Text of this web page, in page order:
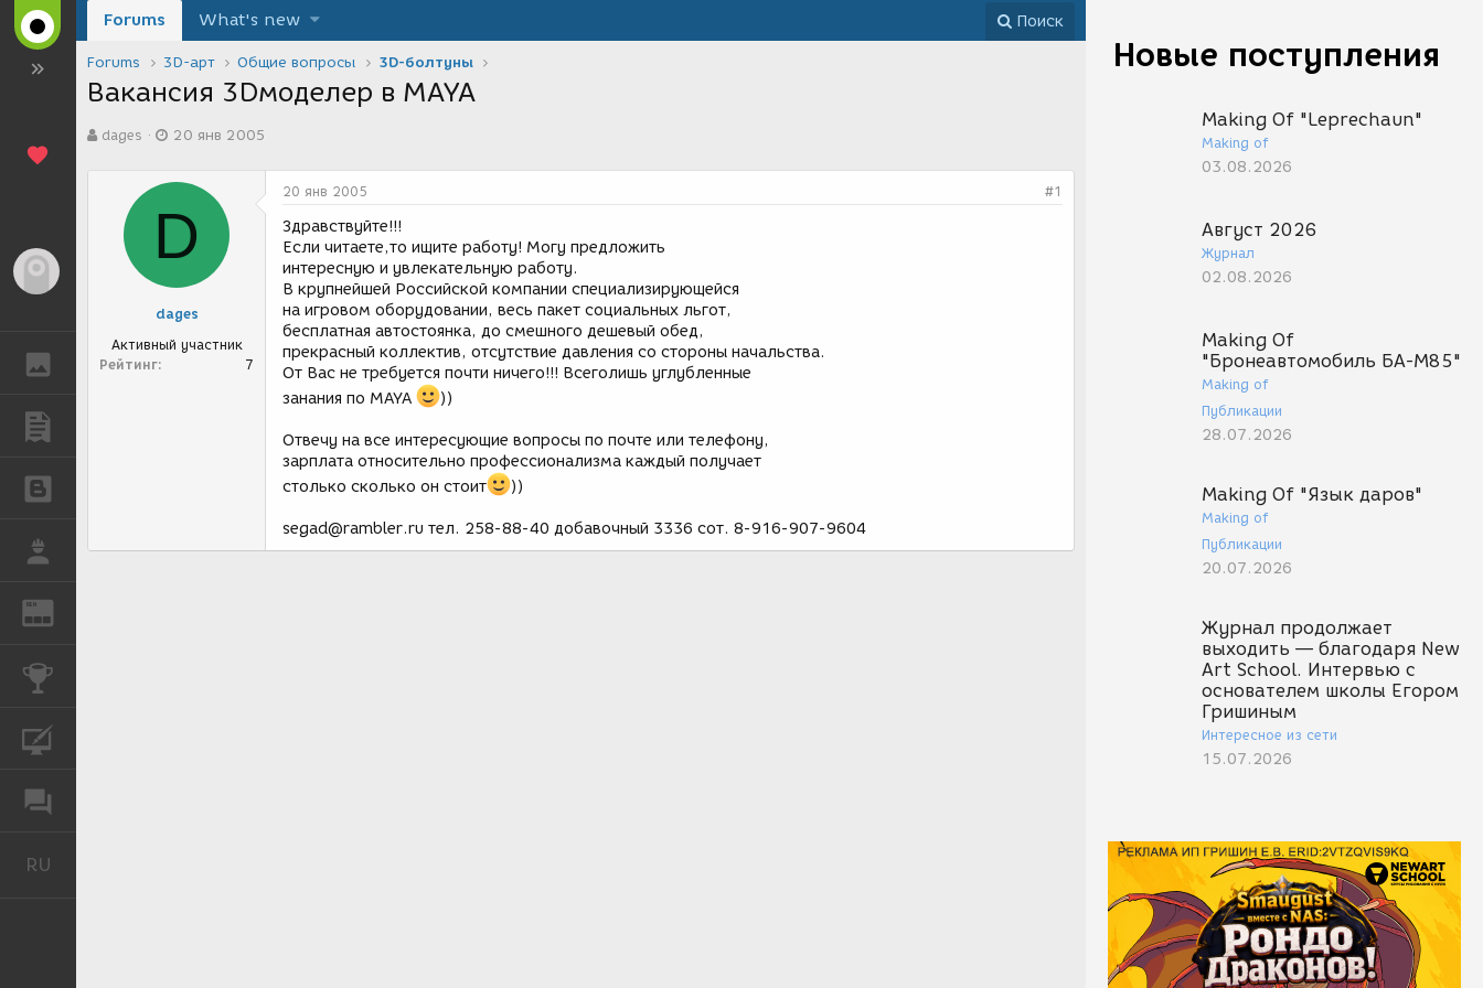
ГАЛЕРЕЯ
РАБОТА
REN
RU
Новые поступления
Making Of "Leprechaun"
Making of
03.08.2026
Август 2026
Журнал
02.08.2026
Making Of
"Бронеавтомобиль БА-М85"
Making of
Публикации
28.07.2026
Making Of "Язык даров"
Making of
Публикации
20.07.2026
Журнал продолжает
выходить — благодаря New
Art School. Интервью с
основателем школы Егором
Гришиным
Интересное из сети
15.07.2026
Forums What's new Поиск
Forums 3D-арт Общие вопросы 3D-болтуны
Вакансия 3Dмоделер в MAYA
в
dages
а
а
о
д
и
я
20 янв 2005
D
dages
Активный участник
Рейтинг
7
20 янв 2005 #1
Здравствуйте!!!
Если читаете,то ищите работу! Могу предложить
интересную и увлекательную работу.
В крупнейшей Российской компании специализирующейся
на игровом оборудовании, весь пакет социальных льгот,
бесплатная автостоянка, до смешного дешевый обед,
прекрасный коллектив, отсутствие давления со стороны начальства.
От Вас не требуется почти ничего!!! Всеголишь углубленные
занания по MAYA
))
Отвечу на все интересующие вопросы по почте или телефону,
зарплата относительно профессионализма каждый получает
столько сколько он стоит
))
segad@rambler.ru тел. 258-88-40 добавочный 3336 сот. 8-916-907-9604